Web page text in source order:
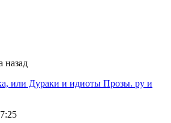
назад
или Дураки и идиоты Прозы. ру и